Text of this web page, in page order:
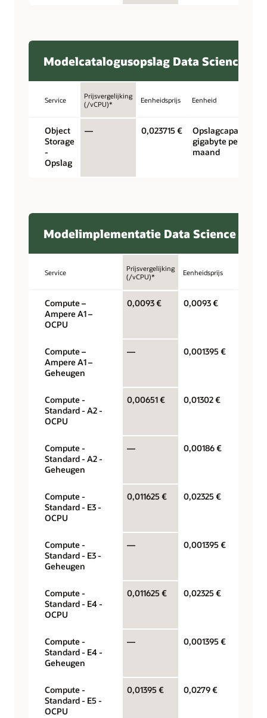
Modelcatalogusopslag Data Science
Service
Prijsvergelijking
(/vCPU)*
Eenheidsprijs Eenheid
Object
Storage
-
Opslag
— 0,023715 €
Opslagcapaciteit
gigabyte per
maand
Modelimplementatie Data Science
Service
Prijsvergelijking
(/vCPU)*
Eenheidsprijs
Compute –
Ampere A1 –
OCPU
0,0093 € 0,0093 €
Compute –
Ampere A1 –
Geheugen
— 0,001395 €
Compute -
Standard - A2 -
OCPU
0,00651 € 0,01302 €
Compute -
Standard - A2 -
Geheugen
— 0,00186 €
Compute -
Standard - E3 -
OCPU
0,011625 € 0,02325 €
Compute -
Standard - E3 -
Geheugen
— 0,001395 €
Compute -
Standard - E4 -
OCPU
0,011625 € 0,02325 €
Compute -
Standard - E4 -
Geheugen
— 0,001395 €
Compute -
Standard - E5 -
OCPU
0,01395 € 0,0279 €